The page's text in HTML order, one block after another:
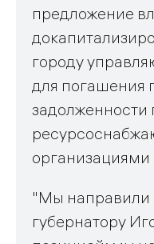
предложение
городу
для погашения
задолженности
организациями
"Мы направили
губернатору